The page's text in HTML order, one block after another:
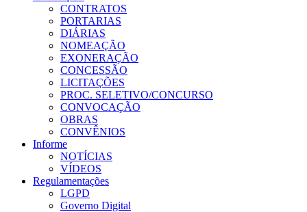
CONTRATOS
PORTARIAS
DIÁRIAS
NOMEAÇÃO
EXONERAÇÃO
CONCESSÃO
LICITAÇÕES
PROC. SELETIVO/CONCURSO
CONVOCAÇÃO
OBRAS
CONVÊNIOS
Informe
NOTÍCIAS
VÍDEOS
Regulamentações
LGPD
Governo Digital